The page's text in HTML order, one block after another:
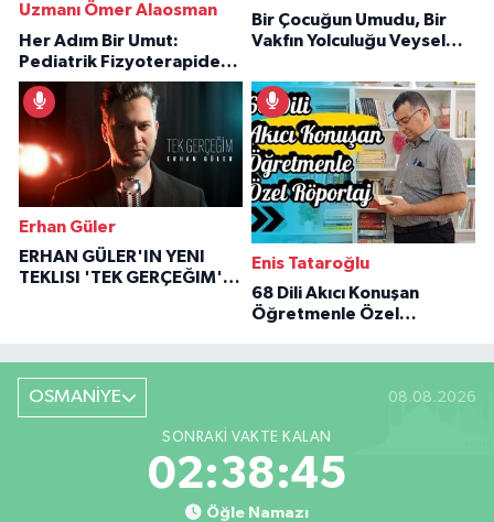
Uzmanı Ömer Alaosman
Her Adım Bir Umut:
Pediatrik Fizyoterapiden
İlham Veren Hikâyeler
Bir Çocuğun Umudu, Bir
Vakfın Yolculuğu Veysel
Erhan Güler
ERHAN GÜLER'IN YENI
TEKLISI 'TEK GERÇEĞIM'LE
Enis Tataroğlu
68 Dili Akıcı Konuşan
Öğretmenle Özel
OSMANİYE 08.08.2026
SONRAKI VAKTE KALAN
02:38:44
Öğle Namazı